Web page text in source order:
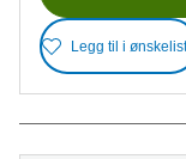
Legg til i